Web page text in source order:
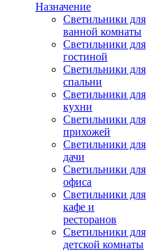
Назначение
Светильники для
ванной комнаты
Светильники для
гостиной
Светильники для
спальни
Светильники для
кухни
Светильники для
прихожей
Светильники для
дачи
Светильники для
офиса
Светильники для
кафе и
ресторанов
Светильники для
детской комнаты